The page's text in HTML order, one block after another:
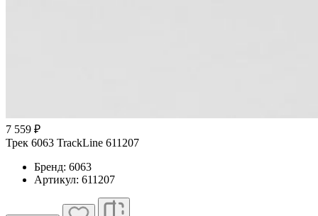
7 559 ₽
Трек 6063 TrackLine 611207
Бренд: 6063
Артикул: 611207